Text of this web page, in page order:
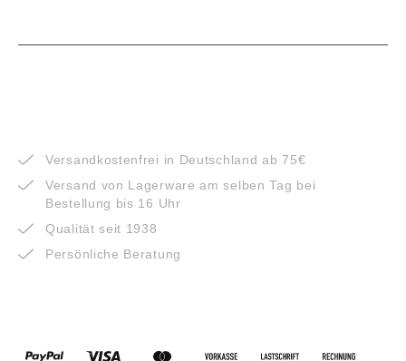
Versandkostenfrei in Deutschland ab 75€
Versand von Lagerware am selben Tag bei
Bestellung bis 16 Uhr
Qualität seit 1938
Persönliche Beratung